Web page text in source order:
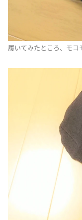
履いてみたところ、モ